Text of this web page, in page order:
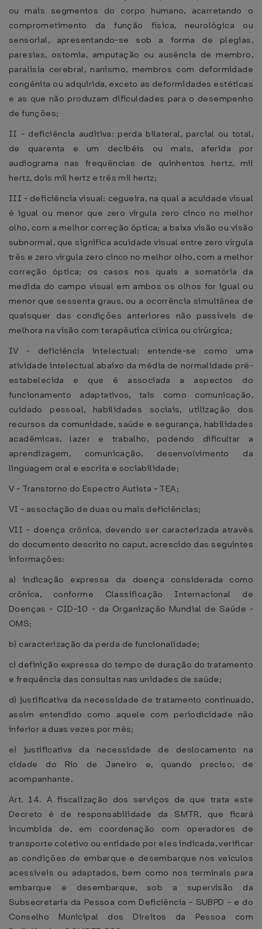
ou mais segmentos do corpo humano, acarretando o
comprometimento da função física, neurológica ou
sensorial, apresentando-se sob a forma de plegias,
paresias, ostomia, amputação ou ausência de membro,
paralisia cerebral, nanismo, membros com deformidade
congênita ou adquirida, exceto as deformidades estéticas
e as que não produzam dificuldades para o desempenho
de funções;
II - deficiência auditiva: perda bilateral, parcial ou total,
de quarenta e um decibéis ou mais, aferida por
audiograma nas frequências de quinhentos hertz, mil
hertz, dois mil hertz e três mil hertz;
III - deficiência visual: cegueira, na qual a acuidade visual
é igual ou menor que zero vírgula zero cinco no melhor
olho, com a melhor correção óptica; a baixa visão ou visão
subnormal, que significa acuidade visual entre zero vírgula
três e zero vírgula zero cinco no melhor olho, com a melhor
correção óptica; os casos nos quais a somatória da
medida do campo visual em ambos os olhos for igual ou
menor que sessenta graus, ou a ocorrência simultânea de
quaisquer das condições anteriores não passíveis de
melhora na visão com terapêutica clinica ou cirúrgica;
IV - deficiência intelectual: entende-se como uma
atividade intelectual abaixo da média de normalidade pré-
estabelecida e que é associada a aspectos do
funcionamento adaptativos, tais como comunicação,
cuidado pessoal, habilidades sociais, utilização dos
recursos da comunidade, saúde e segurança, habilidades
acadêmicas, lazer e trabalho, podendo dificultar a
aprendizagem, comunicação, desenvolvimento da
linguagem oral e escrita e sociabilidade;
V - Transtorno do Espectro Autista - TEA;
VI - associação de duas ou mais deficiências;
VII - doença crônica, devendo ser caracterizada através
do documento descrito no caput, acrescido das seguintes
informações:
a) indicação expressa da doença considerada como
crônica, conforme Classificação Internacional de
Doenças - CID-10 - da Organização Mundial de Saúde -
OMS;
b) caracterização da perda de funcionalidade;
c) definição expressa do tempo de duração do tratamento
e frequência das consultas nas unidades de saúde;
d) justificativa da necessidade de tratamento continuado,
assim entendido como aquele com periodicidade não
inferior a duas vezes por mês;
e) justificativa da necessidade de deslocamento na
cidade do Rio de Janeiro e, quando preciso, de
acompanhante.
Art. 14. A fiscalização dos serviços de que trata este
Decreto é de responsabilidade da SMTR, que ficará
incumbida de, em coordenação com operadores de
transporte coletivo ou entidade por eles indicada, verificar
as condições de embarque e desembarque nos veículos
acessíveis ou adaptados, bem como nos terminais para
embarque e desembarque, sob a supervisão da
Subsecretaria da Pessoa com Deficiência - SUBPD - e do
Conselho Municipal dos Direitos da Pessoa com